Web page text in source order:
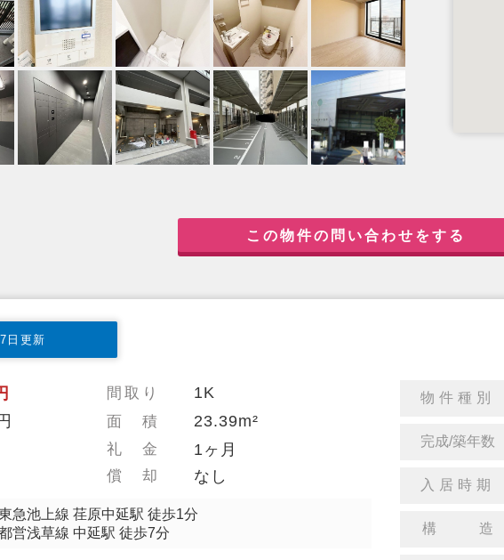
この物件の問い合わせをする
日更新
間取り 1K
面 積 23.39m²
礼 金 1ヶ月
償 却 なし
急池上線 荏原中延駅 徒歩1分
営浅草線 中延駅 徒歩7分
物件種別
完成/築年数
入居時期
構 造